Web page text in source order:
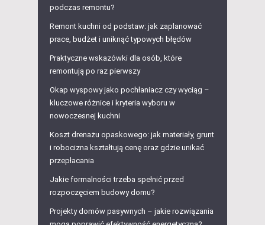
podczas remontu?
Remont kuchni od podstaw: jak zaplanować
prace, budżet i uniknąć typowych błędów
Praktyczne wskazówki dla osób, które
remontują po raz pierwszy
Okap wyspowy jako pochłaniacz czy wyciąg –
kluczowe różnice i kryteria wyboru w
nowoczesnej kuchni
Koszt drenażu opaskowego: jak materiały, grunt
i robocizna kształtują cenę oraz gdzie unikać
przepłacania
Jakie formalności trzeba spełnić przed
rozpoczęciem budowy domu?
Projekty domów pasywnych – jakie rozwiązania